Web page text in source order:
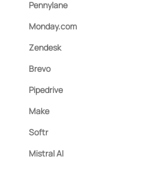
Pennylane
Monday.com
Zendesk
Brevo
Pipedrive
Make
Softr
Mistral AI